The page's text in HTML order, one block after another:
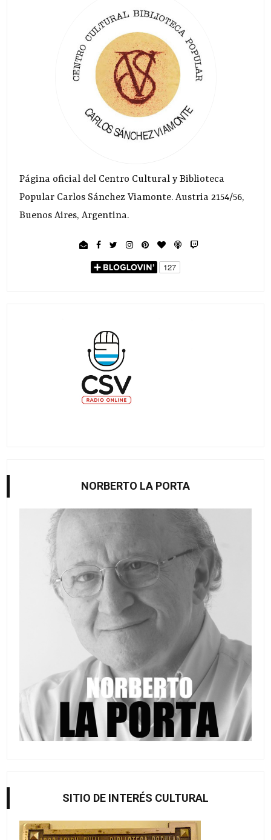
Página oficial del Centro Cultural y Biblioteca
Popular Carlos Sánchez Viamonte. Austria 2154/56,
Buenos Aires, Argentina.
NORBERTO LA PORTA
SITIO DE INTERÉS CULTURAL